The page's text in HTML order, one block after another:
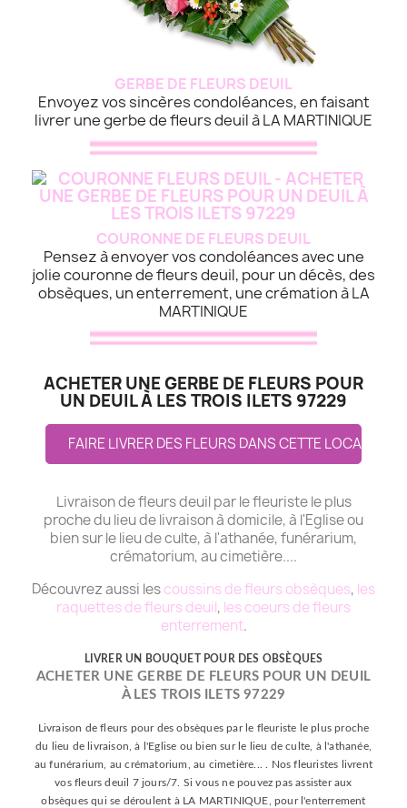
GERBE DE FLEURS DEUIL
Envoyez vos sincères condoléances, en faisant
livrer une gerbe de fleurs deuil à LA MARTINIQUE
COURONNE DE FLEURS DEUIL
Pensez à envoyer vos condoléances avec une
jolie couronne de fleurs deuil, pour un décès, des
obsèques, un enterrement, une crémation à LA
MARTINIQUE
ACHETER UNE GERBE DE FLEURS POUR
UN DEUIL À LES TROIS ILETS 97229
FAIRE LIVRER DES FLEURS DANS CETTE LOCALITE
Livraison de fleurs deuil par le fleuriste le plus
proche du lieu de livraison à domicile, à l'Eglise ou
bien sur le lieu de culte, à l'athanée, funérarium,
crématorium, au cimetière....
Découvrez aussi lescoussins de fleurs obsèques, les
raquettes de fleurs deuil, les coeurs de fleurs
enterrement.
LIVRER UN BOUQUET POUR DES OBSÈQUES
ACHETER UNE GERBE DE FLEURS POUR UN DEUIL
À LES TROIS ILETS 97229
Livraison de fleurs pour des obsèques par le fleuriste le plus proche
du lieu de livraison, à l'Eglise ou bien sur le lieu de culte, à l'athanée,
au funérarium, au crématorium, au cimetière... . Nos fleuristes livrent
vos fleurs deuil 7 jours/7. Si vous ne pouvez pas assister aux
obsèques qui se déroulent à LA MARTINIQUE, pour l'enterrement